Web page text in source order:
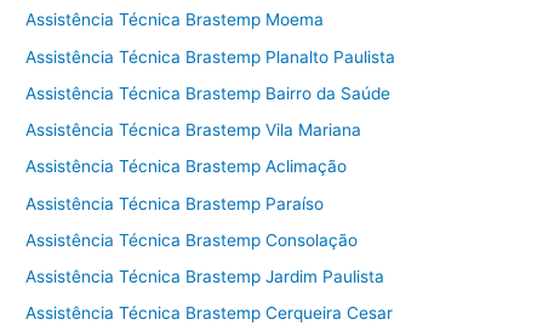
Assistência Técnica Brastemp Moema
Assistência Técnica Brastemp Planalto Paulista
Assistência Técnica Brastemp Bairro da Saúde
Assistência Técnica Brastemp Vila Mariana
Assistência Técnica Brastemp Aclimação
Assistência Técnica Brastemp Paraíso
Assistência Técnica Brastemp Consolação
Assistência Técnica Brastemp Jardim Paulista
Assistência Técnica Brastemp Cerqueira Cesar